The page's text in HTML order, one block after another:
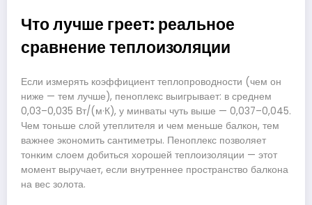
Что лучше греет: реальное
сравнение теплоизоляции
Если измерять коэффициент теплопроводности (чем он
ниже — тем лучше), пеноплекс выигрывает: в среднем
0,03–0,035 Вт/(м·К), у минваты чуть выше — 0,037–0,045.
Чем тоньше слой утеплителя и чем меньше балкон, тем
важнее экономить сантиметры. Пеноплекс позволяет
тонким слоем добиться хорошей теплоизоляции — этот
момент выручает, если внутреннее пространство балкона
на вес золота.